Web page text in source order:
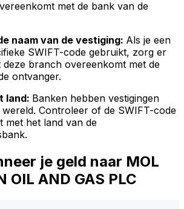
met de bank van de
naam van de vestiging: Als je een
SWIFT-code gebruikt, zorg er
branch overeenkomt met de
ontvanger.
land: Banken hebben vestigingen
Controleer of de SWIFT-code
met het land van de
je geld naar MOL
OIL AND GAS PLC